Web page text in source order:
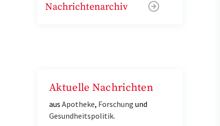
Nachrichtenarchiv
Aktuelle Nachrichten
aus Apotheke, Forschung und
Gesundheitspolitik.